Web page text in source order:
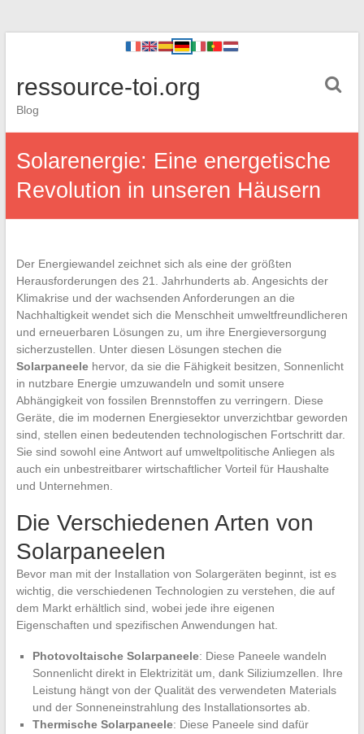
ressource-toi.org
Blog
Solarenergie: Eine energetische
Revolution in unseren Häusern
Der Energiewandel zeichnet sich als eine der größten
Herausforderungen des 21. Jahrhunderts ab. Angesichts der
Klimakrise und der wachsenden Anforderungen an die
Nachhaltigkeit wendet sich die Menschheit umweltfreundlicheren
und erneuerbaren Lösungen zu, um ihre Energieversorgung
sicherzustellen. Unter diesen Lösungen stechen die
Solarpaneelehervor, da sie die Fähigkeit besitzen, Sonnenlicht
in nutzbare Energie umzuwandeln und somit unsere
Abhängigkeit von fossilen Brennstoffen zu verringern. Diese
Geräte, die im modernen Energiesektor unverzichtbar geworden
sind, stellen einen bedeutenden technologischen Fortschritt dar.
Sie sind sowohl eine Antwort auf umweltpolitische Anliegen als
auch ein unbestreitbarer wirtschaftlicher Vorteil für Haushalte
und Unternehmen.
Die Verschiedenen Arten von
Solarpaneelen
Bevor man mit der Installation von Solargeräten beginnt, ist es
wichtig, die verschiedenen Technologien zu verstehen, die auf
dem Markt erhältlich sind, wobei jede ihre eigenen
Eigenschaften und spezifischen Anwendungen hat.
Photovoltaische Solarpaneele: Diese Paneele wandeln
Sonnenlicht direkt in Elektrizität um, dank Siliziumzellen. Ihre
Leistung hängt von der Qualität des verwendeten Materials
und der Sonneneinstrahlung des Installationsortes ab.
Thermische Solarpaneele: Diese Paneele sind dafür